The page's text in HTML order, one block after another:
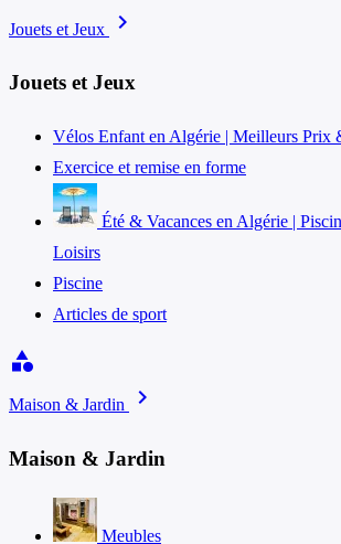
Jouets et Jeux chevron_right
Jouets et Jeux
Vélos Enfant en Algérie | Meilleurs Prix
Exercice et remise en forme
Été & Vacances en Algérie |
Loisirs
Piscine
Articles de sport
category
Maison & Jardin chevron_right
Maison & Jardin
Meubles